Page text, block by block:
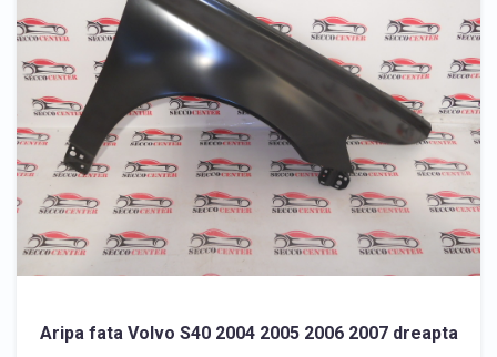
Aripa fata Volvo S40 2004 2005 2006 2007 dreapta